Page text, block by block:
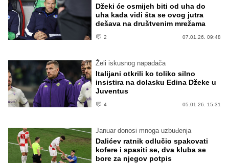
Džeki će osmijeh biti od uha do
uha kada vidi šta se ovog jutra
dešava na društvenim mrežama
2 07.01.26. 09:48
Želi iskusnog napadača
Italijani otkrili ko toliko silno
insistira na dolasku Edina Džeke u
Juventus
4 05.01.26. 15:31
Januar donosi mnoga uzbuđenja
Dalićev ratnik odlučio spakovati
kofere i spasiti se, dva kluba se
bore za njegov potpis